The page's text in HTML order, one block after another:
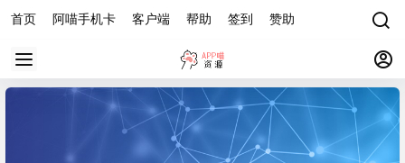
首页 阿喵手机卡 客户端 帮助 签到 赞助